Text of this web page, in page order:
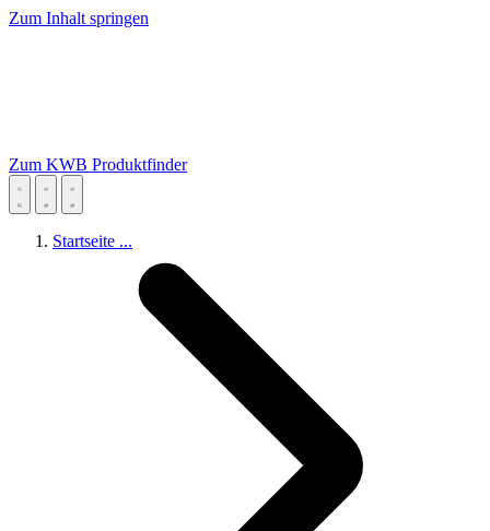
Zum Inhalt springen
Zum KWB Produktfinder
Startseite ...